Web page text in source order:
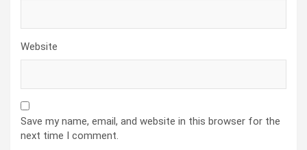
Website
Save my name, email, and website in this browser for the
next time I comment.